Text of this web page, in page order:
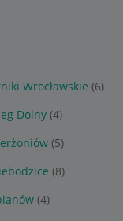
Wrocławskie (6)
Dolny (4)
(5)
(8)
(4)